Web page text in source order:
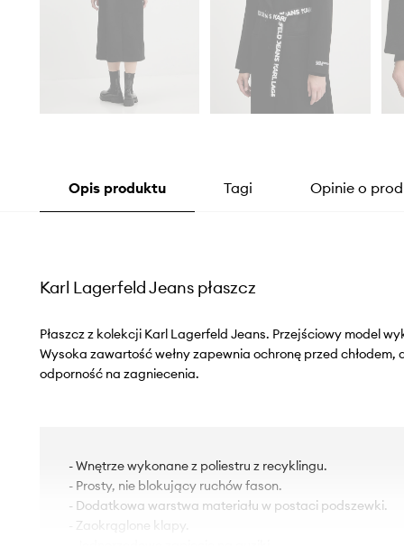
Opis produktu Tagi Opinie o
Karl Lagerfeld Jeans płaszcz
Płaszcz z kolekcji Karl Lagerfeld Jeans. Przejściowy model
Wysoka zawartość wełny zapewnia ochronę przed
odporność na zagniecenia.
- Wnętrze wykonane z poliestru z recyklingu.
- Prosty, nie blokujący ruchów fason.
- Dodatkowa warstwa materiału w postaci podszewki.
- Zaokrąglone klapy.